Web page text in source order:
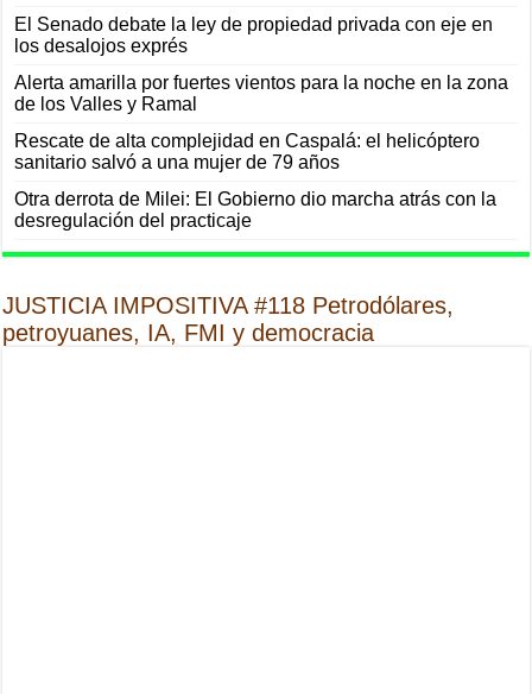
El Senado debate la ley de propiedad privada con eje en
los desalojos exprés
Alerta amarilla por fuertes vientos para la noche en la zona
de los Valles y Ramal
Rescate de alta complejidad en Caspalá: el helicóptero
sanitario salvó a una mujer de 79 años
Otra derrota de Milei: El Gobierno dio marcha atrás con la
desregulación del practicaje
JUSTICIA IMPOSITIVA #118 Petrodólares,
petroyuanes, IA, FMI y democracia